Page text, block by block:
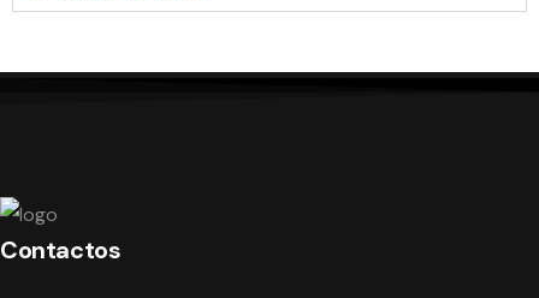
Contactos